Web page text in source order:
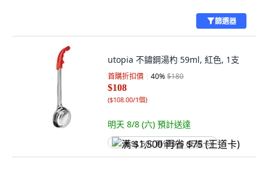
篩選器
utopia 不鏽鋼湯杓 59ml, 紅色, 1支
首購折扣價 40%$180
$108
($108.00/1個)
明天 8/8 (六) 預計送達
满 $1,500 再省 $75 (王道卡)